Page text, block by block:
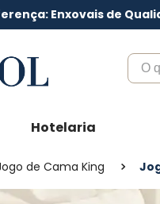
Enxovais de
O
Hotelaria
de Cama King